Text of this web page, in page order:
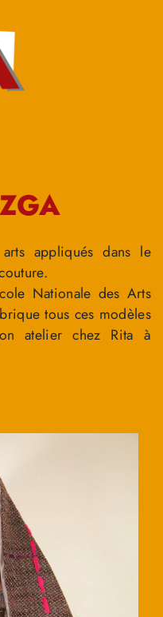
appliqués dans le
Nationale des Arts
tous ces modèles
atelier chez Rita à